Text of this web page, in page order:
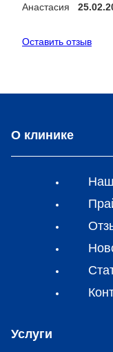
Анастасия
Оставить отзыв
О клинике
Услуги